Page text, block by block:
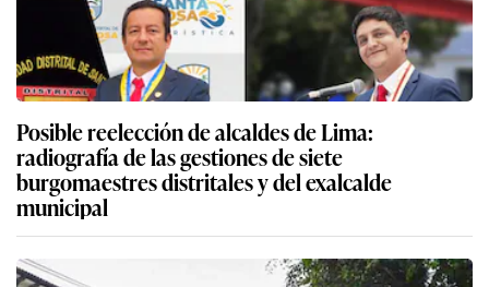
Posible reelección de alcaldes de Lima:
radiografía de las gestiones de siete
burgomaestres distritales y del exalcalde
municipal